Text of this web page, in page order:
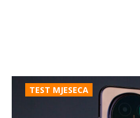
TEST MJESECA